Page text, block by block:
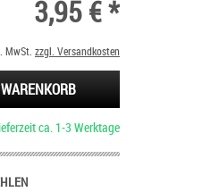
3,95 € *
MwSt. zzgl. Versandkosten
ca. 1-3 Werktage